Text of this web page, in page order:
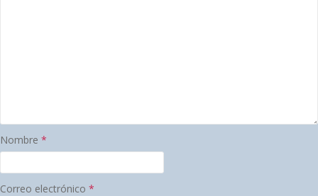
Nombre *
Correo electrónico *